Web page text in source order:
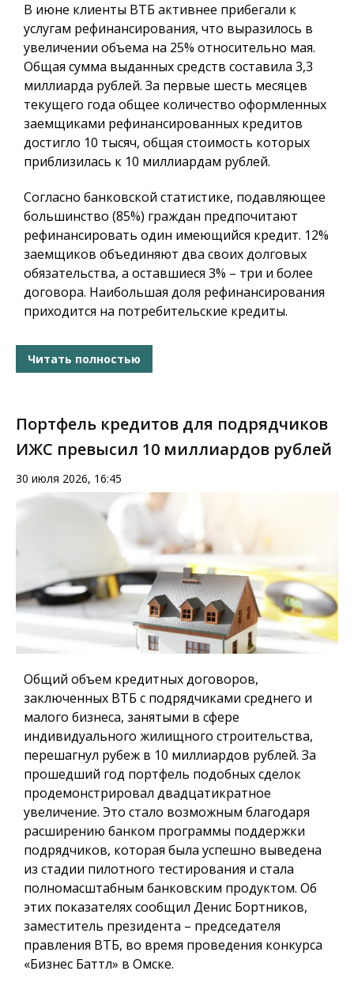
В июне клиенты ВТБ активнее прибегали к
услугам рефинансирования, что выразилось в
увеличении объема на 25% относительно мая.
Общая сумма выданных средств составила 3,3
миллиарда рублей. За первые шесть месяцев
текущего года общее количество оформленных
заемщиками рефинансированных кредитов
достигло 10 тысяч, общая стоимость которых
приблизилась к 10 миллиардам рублей.
Согласно банковской статистике, подавляющее
большинство (85%) граждан предпочитают
рефинансировать один имеющийся кредит. 12%
заемщиков объединяют два своих долговых
обязательства, а оставшиеся 3% – три и более
договора. Наибольшая доля рефинансирования
приходится на потребительские кредиты.
Читать полностью
Портфель кредитов для подрядчиков
ИЖС превысил 10 миллиардов рублей
30 июля 2026, 16:45
Общий объем кредитных договоров,
заключенных ВТБ с подрядчиками среднего и
малого бизнеса, занятыми в сфере
индивидуального жилищного строительства,
перешагнул рубеж в 10 миллиардов рублей. За
прошедший год портфель подобных сделок
продемонстрировал двадцатикратное
увеличение. Это стало возможным благодаря
расширению банком программы поддержки
подрядчиков, которая была успешно выведена
из стадии пилотного тестирования и стала
полномасштабным банковским продуктом. Об
этих показателях сообщил Денис Бортников,
заместитель президента – председателя
правления ВТБ, во время проведения конкурса
«Бизнес Баттл» в Омске.